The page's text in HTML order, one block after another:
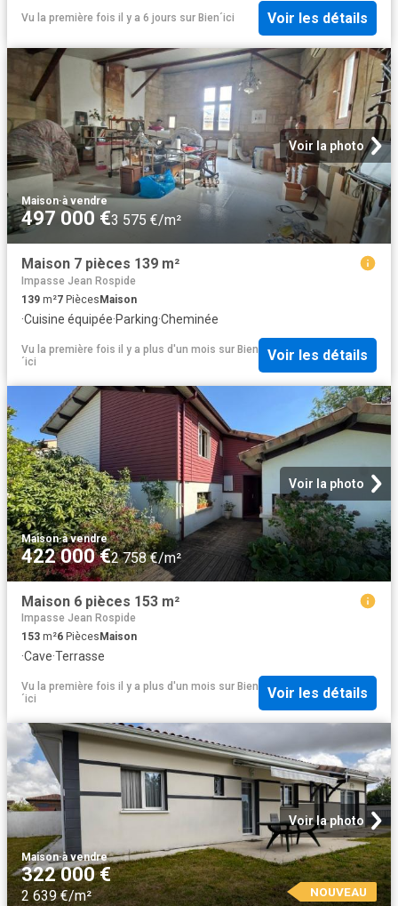
Vu la première fois il y a 6 jours sur Bien´ici Voir les détails
Voir la photo
Maison·à vendre
497 000 €3 575 €/m²
Maison 7 pièces 139 m²
Impasse Jean Rospide
139 m²7 PiècesMaison
·Cuisine équipée·Parking·Cheminée
Vu la première fois il y a plus d'un mois sur Bien
´ici
Voir les détails
Voir la photo
Maison·à vendre
422 000 €2 758 €/m²
Maison 6 pièces 153 m²
Impasse Jean Rospide
153 m²6 Pièces Maison
·Cave·Terrasse
Vu la première fois il y a plus d'un mois sur Bien
´ici
Voir les détails
Voir la photo
Maison·à vendre
322 000 €
2 639 €/m² NOUVEAU